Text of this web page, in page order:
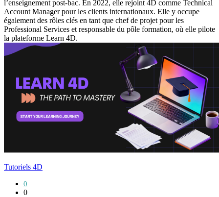
l’enseignement post-bac. En 2022, elle rejoint 4D comme Technical
Account Manager pour les clients internationaux. Elle y occupe
également des rôles clés en tant que chef de projet pour les
Professional Services et responsable du pôle formation, où elle pilote
la plateforme Learn 4D.
Tutoriels 4D
0
0